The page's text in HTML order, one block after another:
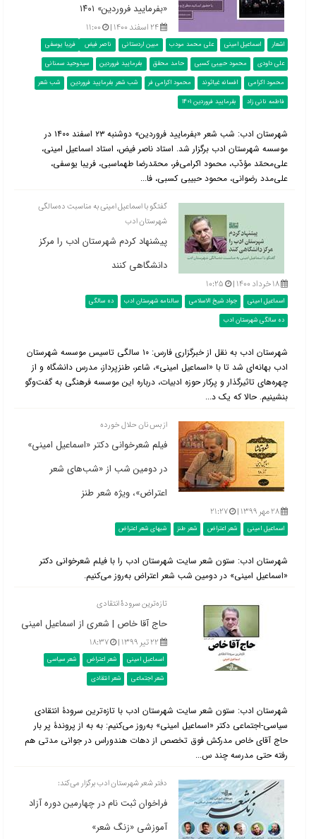
«بفرمایید فروردین» ۱۴۰۱
۲۴ اسفند ۱۴۰۰ | ۱۱:۰۰
اشعار اسماعیل امینی علی محمد مودب مبین اردستانی ناصر فیض
فریبا یوسفی
علی داودی
محمود حبیبی کسبی حامد محقق بفرمایید فروردین
سیدوحید سمنانی
محمود اکرامی
افسانه غیاثوند محمود اکرامی فر شب شعر بفرمایید فروردین
شب شعر
فاطمه نانی زاد
بفرمایید فروردین 1401
شهرستان ادب: شب شعر «بفرمایید فروردین» دوشنبه ۲۳ اسفند ۱۴۰۰ در
موسسه شهرستان ادب برگزار شد. استاد ناصر فیض، استاد اسماعیل امینی،
علی‌محمّد مؤدّب، محمود اکرامی‌فر، محمّدرضا طهماسبی، فریبا یوسفی،
علی‌مدد رضوانی، محمود حبیبی کسبی، فا...
گفتگو با اسماعیل امینی به مناسبت ده‌سالگی
شهرستان ادب
پيشنهاد کردم شهرستان ادب را مرکز
دانشگاهی کنند
۱۸ خرداد ۱۴۰۰ | ۱۰:۲۵
اسماعیل امینی جواد شیخ الاسلامی سالنامه شهرستان ادب
ده سالگی
ده سالگی شهرستان ادب
شهرستان ادب به نقل از خبرگزاری فارس: ۱۰ سالگی تاسیس موسسه شهرستان
ادب بهانه‌ای شد تا با «اسماعیل امینی»، شاعر، طنزپرداز، مدرس دانشگاه و از
چهره‌های تاثیرگذار و پرکار حوزه ادبیات، درباره این موسسه فرهنگی به گفت‌وگو
بنشینیم. حالا که یک د...
از بس نان حلال خورده
فیلم شعرخوانی دکتر «اسماعیل امینی»
در دومین شب از «شب‌های شعر
اعتراض»، ویژه شعر طنز
۲۸ مهر ۱۳۹۹ | ۲۱:۲۷
اسماعیل امینی شعر اعتراض شعر طنز شبهای شعر اعتراض
شهرستان ادب: ستون شعر سایت شهرستان ادب را با فیلم شعرخوانی دکتر
«اسماعیل امینی» در دومین شب شعر اعتراض به‌روز می‌کنیم.
تازه‌ترین سرودۀ انتقادی
حاج آقا خاص | شعری از اسماعیل امینی
۲۲ تیر ۱۳۹۹ | ۱۸:۳۷
اسماعیل امینی شعر اعتراض
شعر سیاسی
شعر اجتماعی
شعر انتقادی
شهرستان ادب: ستون شعر سایت شهرستان ادب با تازه‌ترین سرودۀ انتقادی
سیاسی-اجتماعی دکتر «اسماعیل امینی» به‌روز می‌کنیم: به به از پروندۀ پر بار
حاج آقای خاص مدركش فوق تخصص از دهات هندوراس در جوانی مدتی هم
رفته حتی مدرسه چند س...
دفتر شعر شهرستان ادب برگزار می‌کند:
فراخوان ثبت نام در چهارمین دوره آزاد
آموزشی «زنگ شعر»